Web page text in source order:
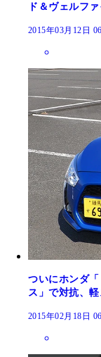
ド＆ヴェルフ
2015年03月12日
ついにホンダ
ス」で対抗、
2015年02月18日